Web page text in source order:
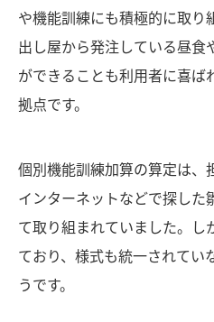
や機能訓練にも積極的に取り
出し屋から発注している昼食
ができることも利用者に喜ば
拠点です。
個別機能訓練加算の算定は、
インターネットなどで探した
て取り組まれていました。し
ており、様式も統一されてい
うです。